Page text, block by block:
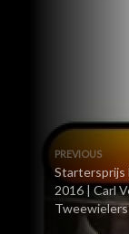
PREVIOUS
Startersprijs
2016 | Carl
Tweewielers